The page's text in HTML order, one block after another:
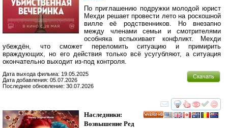
По приглашению подружки молодой юрист
Мехди решает провести лето на роскошной
вилле её родственников. Но внезапно
между членами семьи и смотрителями
особняка вспыхивает конфликт. Мехди
убеждён, что сможет переломить ситуацию и примирить
враждующих, но его действия только всё усугубляют, а ситуация
окончательно выходит из-под контроля.
Скачать
Дата выхода фильма: 19.05.2025
Дата добавления: 05.07.2026
Последнее обновление: 30.07.2026
смотреть
Наследники:
Возвышение Ред